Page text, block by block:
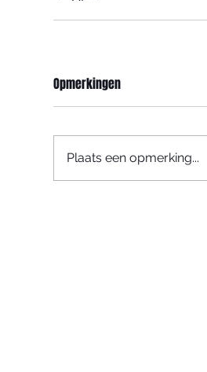
Opmerkingen
Plaats een opmerking...